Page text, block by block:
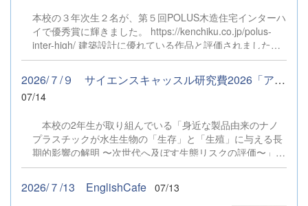
徒たちは、主語と述語の関係や分かりやすい
文章の組み立て方など、表現の基礎から論文
にふさわしい書き方までを学びました。続い
て、「ちょっとおかしな」例文を推敲するこ
とにチャレンジしました。
本校の３年次生２名が、第５回POLUS木造住宅インターハ
イで優秀賞に輝きました。 https://kenchiku.co.jp/polus-
inter-high/ 建築設計に優れている作品と評価されました。
３軒の住宅に大屋根が重なるデザインです。 審査員から
も、模型表現が非常に秀逸であることや共有空間の設計の
良さなどの講評をいただきました。 受賞、おめでとうござ
います。
2026/７/９ サイエンスキャッスル研究費2026「アサヒ飲料賞」に採択
07/14
本校の2年生が取り組んでいる「身近な製品由来のナノ
プラスチックが水生生物の「生存」と「生殖」に与える長
期的影響の解明 〜次世代へ及ぼす生態リスクの評価〜」と
いう研究テーマが、見事「サイエンスキャッスル研究費
回りにあるプラスチックが環境や次世代の命にどんな影響
2026/７/13 EnglishCafe 07/13